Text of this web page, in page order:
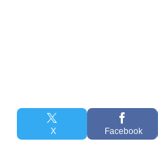
X Facebook